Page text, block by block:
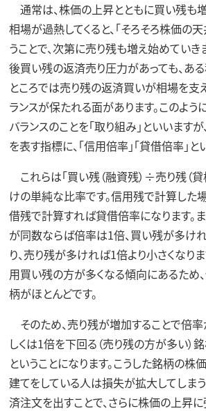
通常は、株価の上昇とともに買い残も増
相場が過熱してくると、「そろそろ株価の
うことで、次第に売り残も増え始めていき
後買い残の返済売り圧力があっても、あ
ところでは売り残の返済買いが相場を支
ランスが保たれる面があります。このよう
バランスのことを「取り組み」といいます
を表す指標に、「信用倍率」「貸借倍率」と
これらは「買い残（融資残）÷売り残（貸
けの単純な比率です。信用残で計算した
借残で計算すれば貸借倍率になります。
が同数ならば倍率は1倍、買い残が多け
り、売り残が多ければ1倍より小さくなり
用買い残の方が多くなる傾向にあるため
柄がほとんどです。
そのため、売り残が増加することで倍率
しくは1倍を下回る（売り残の方が多い）
ということになります。こうした銘柄の株
建てをしている人は損失が拡大してしま
済注文を出すことで、さらに株価の上昇